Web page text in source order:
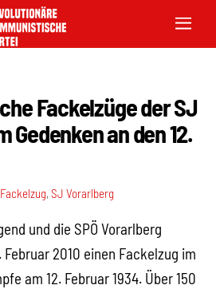
Fackelzüge der SJ
Gedenken an den 12.
Fackelzug,SJ Vorarlberg
und die SPÖ Vorarlberg
2010 einen Fackelzug im
am 12. Februar 1934. Über 150